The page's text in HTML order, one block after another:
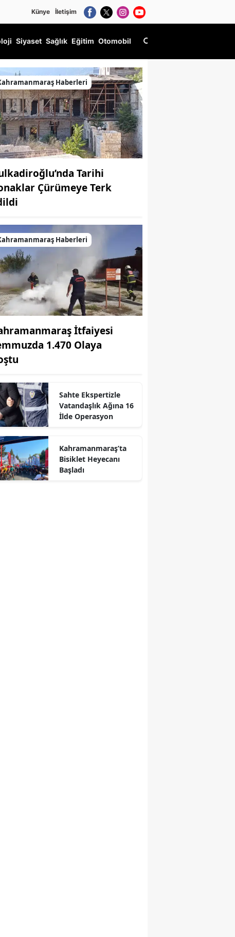
Künye İletişim
Siyaset Sağlık Eğitim Otomobil
Haberleri
Tarihi
Çürümeye Terk
Haberleri
İtfaiyesi
1.470 Olaya
Sahte Ekspertizle
Vatandaşlık Ağına 16
İlde Operasyon
Kahramanmaraş’ta
Bisiklet Heyecanı
Başladı